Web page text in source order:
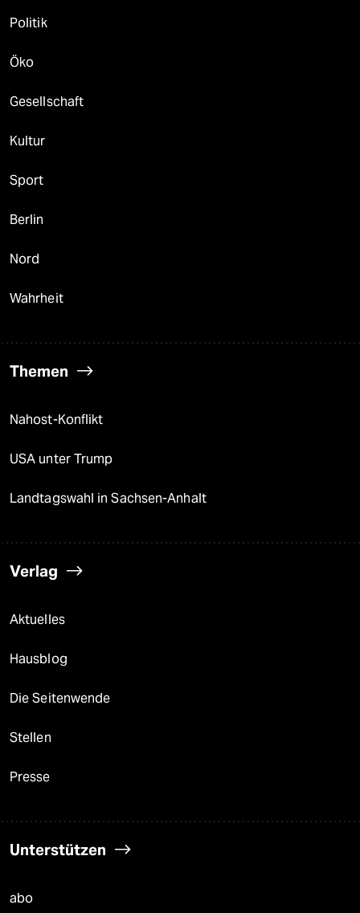
Politik
Öko
Gesellschaft
Kultur
Sport
Berlin
Nord
Wahrheit
Themen
Nahost-Konflikt
USA unter Trump
Landtagswahl in Sachsen-Anhalt
Verlag
Aktuelles
Hausblog
Die Seitenwende
Stellen
Presse
Unterstützen
abo